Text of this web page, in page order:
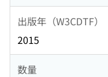
出版年（W3CDTF）
2015
数量